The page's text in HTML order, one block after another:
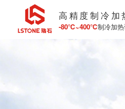
高精度制冷加
-80℃~400℃制冷加